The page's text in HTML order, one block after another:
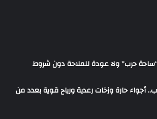
حرب” ولا عودة للملاحة دون شروط
أجواء حارة وزخات رعدية ورياح قوية بعدد من